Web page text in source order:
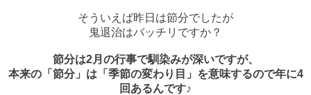
そういえば昨日は節分でしたが
鬼退治はバッチリですか？
節分は2月の行事で馴染みが深いですが、
本来の「節分」は「季節の変わり目」を意味するので年に4
回あるんです♪